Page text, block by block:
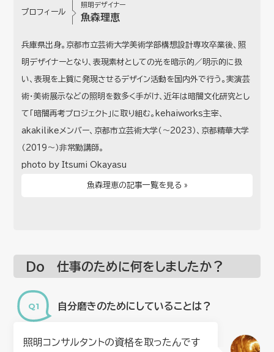
プロフィール
照明デザイナー
魚森理恵
兵庫県出身。京都市立芸術大学美術学部構想設計専攻卒業後、照
明デザイナーとなり、表現素材としての光を暗示的／明示的に扱
い、表現を上質に発現させるデザイン活動を国内外で行う。実演芸
術・美術展示などの照明を数多く手がけ、近年は暗闇文化研究とし
て「暗闇再考プロジェクト」に取り組む。kehaiworks主宰、
akakilikeメンバー、京都市立芸術大学（～2023）、京都精華大学
（2019～）非常勤講師。
photo by Itsumi Okayasu
魚森理恵の記事一覧を見る »
Do 仕事のために何をしましたか？
自分磨きのためにしていることは？
照明コンサルタントの資格を取ったんです